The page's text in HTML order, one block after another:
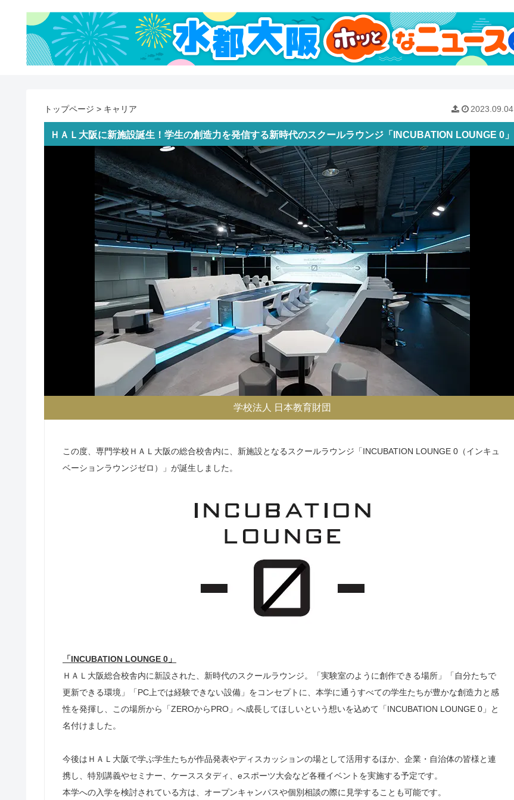
トップページ > キャリア 2023.09.04
ＨＡＬ大阪に新施設誕生！学生の創造力を発信する新時代のスクールラウンジ「INCUBATION LOUNGE 0」
学校法人 日本教育財団
この度、専門学校ＨＡＬ大阪の総合校舎内に、新施設となるスクールラウンジ「INCUBATION LOUNGE 0（インキュ
ベーションラウンジゼロ）」が誕生しました。
「INCUBATION LOUNGE 0」
ＨＡＬ大阪総合校舎内に新設された、新時代のスクールラウンジ。「実験室のように創作できる場所」「自分たちで
更新できる環境」「PC上では経験できない設備」をコンセプトに、本学に通うすべての学生たちが豊かな創造力と感
性を発揮し、この場所から「ZEROからPRO」へ成長してほしいという想いを込めて「INCUBATION LOUNGE 0」と
名付けました。
今後はＨＡＬ大阪で学ぶ学生たちが作品発表やディスカッションの場として活用するほか、企業・自治体の皆様と連
携し、特別講義やセミナー、ケーススタディ、eスポーツ大会など各種イベントを実施する予定です。
本学への入学を検討されている方は、オープンキャンパスや個別相談の際に見学することも可能です。